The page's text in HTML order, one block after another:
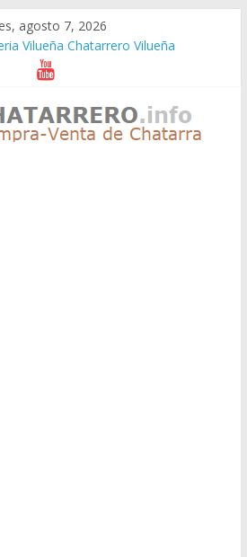
agosto 7, 2026
Vilueña Chatarrero Vilueña
Zuera Chatarrero Zuera
Zaragoza Chatarrero Zaragoza
Zaida Chatarrero Zaida
Vistabella Chatarrero Vistabella